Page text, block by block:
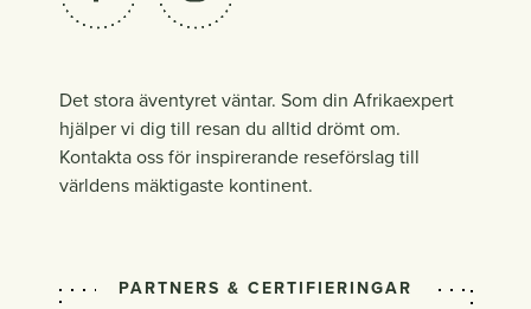
Det stora äventyret väntar. Som din Afrikaexpert
hjälper vi dig till resan du alltid drömt om.
Kontakta oss för inspirerande reseförslag till
världens mäktigaste kontinent.
PARTNERS & CERTIFIERINGAR